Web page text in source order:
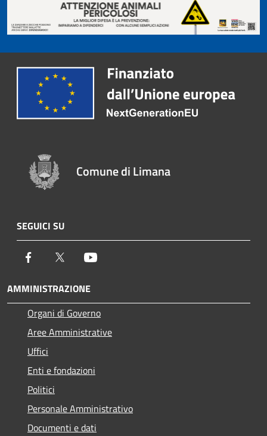
Comune di Limana
SEGUICI SU
Facebook Twitter
AMMINISTRAZIONE
Organi di Governo
Aree Amministrative
Uffici
Enti e fondazioni
Politici
Personale Amministrativo
Documenti e dati